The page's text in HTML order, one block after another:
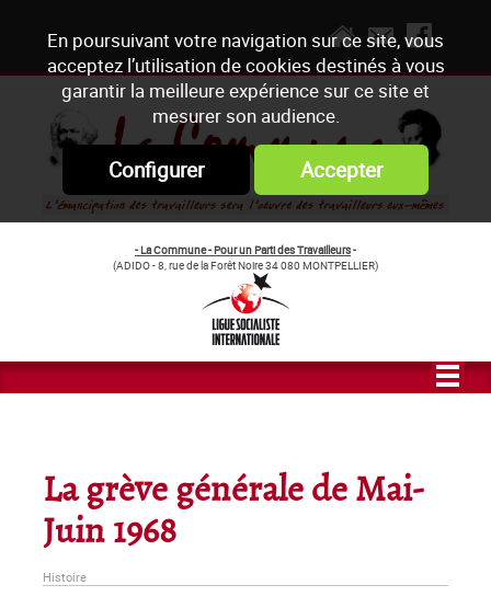
En poursuivant votre navigation sur ce site, vous
acceptez l’utilisation de cookies destinés à vous
garantir la meilleure expérience sur ce site et
mesurer son audience.
Configurer Accepter
- La Commune - Pour un Parti des Travailleurs-
(ADIDO - 8, rue de la Forêt Noire 34 080 MONTPELLIER)
La grève générale de Mai-
Juin 1968
Histoire